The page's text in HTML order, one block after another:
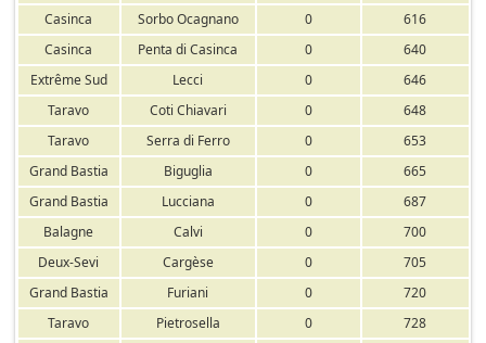
Casinca Sorbo Ocagnano 0
616
Casinca
Penta di Casinca 0
640
Extrême Sud
Lecci 0
646
Taravo
Coti Chiavari 0
648
Taravo
Serra di Ferro 0
653
Grand Bastia
Biguglia 0
665
Grand Bastia
Lucciana 0
687
Balagne
Calvi 0
700
Deux-Sevi
Cargèse 0
705
Grand Bastia
Furiani 0
720
Taravo
Pietrosella 0
728